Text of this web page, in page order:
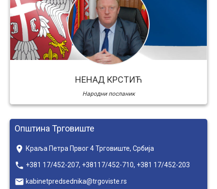
НЕНАД КРСТИЋ
Народни посланик
Општина Трговиште
place Краља Петра Првог 4 Трговиште, Србија
local_phone +381 17/452-207, +38117/452-710, +381 17/452-203
email kabinetpredsednika@trgoviste.rs